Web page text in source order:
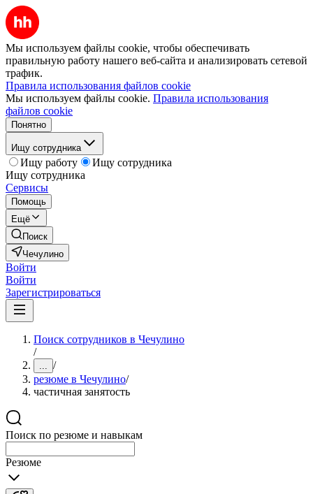
Мы используем файлы cookie, чтобы обеспечивать
правильную работу нашего веб-сайта и анализировать сетевой
трафик.
Правила использования файлов cookie
Мы используем файлы cookie. Правила использования
файлов cookie
Понятно
Ищу сотрудника
Ищу работу
Ищу сотрудника
Ищу сотрудника
Сервисы
Помощь
Ещё
Поиск
Чечулино
Войти
Войти
Зарегистрироваться
Поиск сотрудников в Чечулино
/
... /
резюме в Чечулино/
частичная занятость
Поиск по резюме и навыкам
Резюме